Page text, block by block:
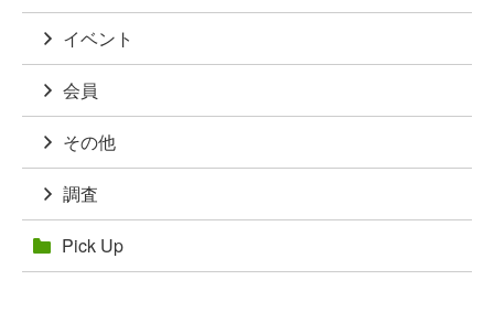
イベント
会員
その他
調査
Pick Up